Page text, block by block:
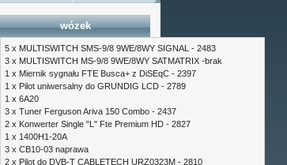
wózek
5 x MULTISWITCH SMS-9/8 9WE/8WY SIGNAL - 2483
3 x MULTISWITCH MS-9/8 9WE/8WY SATMATRIX -brak
1 x Miernik sygnału FTE Busca+ z DiSEqC - 2397
1 x Pilot uniwersalny do GRUNDIG LCD - 2789
1 x 6A20
3 x Tuner Ferguson Ariva 150 Combo - 2437
2 x Konwerter Single "L" Fte Premium HD - 2827
1 x 1400H1-20A
3 x CB10-03 naprawa
2 x Pilot do DVB-T CABLETECH URZ0323M - 2810